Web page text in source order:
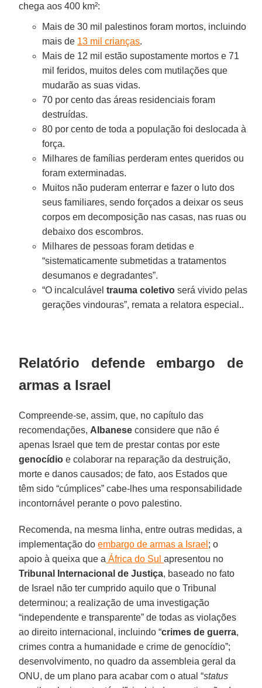
chega aos 400 km²:
Mais de 30 mil palestinos foram mortos, incluindo
mais de 13 mil crianças.
Mais de 12 mil estão supostamente mortos e 71
mil feridos, muitos deles com mutilações que
mudarão as suas vidas.
70 por cento das áreas residenciais foram
destruídas.
80 por cento de toda a população foi deslocada à
força.
Milhares de famílias perderam entes queridos ou
foram exterminadas.
Muitos não puderam enterrar e fazer o luto dos
seus familiares, sendo forçados a deixar os seus
corpos em decomposição nas casas, nas ruas ou
debaixo dos escombros.
Milhares de pessoas foram detidas e
“sistematicamente submetidas a tratamentos
desumanos e degradantes”.
“O incalculável trauma coletivo será vivido pelas
gerações vindouras”, remata a relatora especial..
Relatório defende embargo de
armas a Israel
Compreende-se, assim, que, no capítulo das
recomendações, Albanese considere que não é
apenas Israel que tem de prestar contas por este
genocídio e colaborar na reparação da destruição,
morte e danos causados; de fato, aos Estados que
têm sido “cúmplices” cabe-lhes uma responsabilidade
incontornável perante o povo palestino.
Recomenda, na mesma linha, entre outras medidas, a
implementação doembargo de armas a Israel ; o
apoio à queixa que a África do Sulapresentou no
Tribunal Internacional de Justiça, baseado no fato
de Israel não ter cumprido aquilo que o Tribunal
determinou; a realização de uma investigação
“independente e transparente” de todas as violações
ao direito internacional, incluindo “crimes de guerra,
crimes contra a humanidade e crime de genocídio”;
desenvolvimento, no quadro da assembleia geral da
ONU, de um plano para acabar com o atual “status